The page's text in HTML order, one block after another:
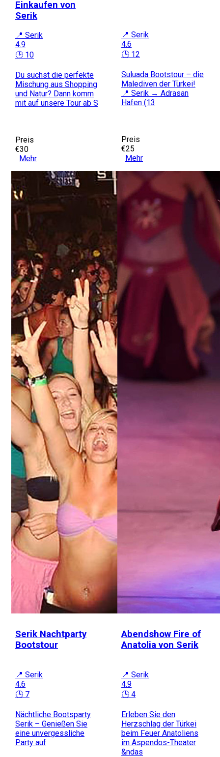
Einkaufen von
Serik
📍 Serik
4.9
🕒 10
Du suchst die perfekte
Mischung aus Shopping
und Natur? Dann komm
mit auf unsere Tour ab S
Preis
€30
Mehr
📍 Serik
4.6
🕒 12
Suluada Bootstour – die
Malediven der Türkei!
📍 Serik → Adrasan
Hafen (13
Preis
€25
Mehr
Serik Nachtparty
Bootstour
📍 Serik
4.6
🕒 7
Nächtliche Bootsparty
Serik – Genießen Sie
eine unvergessliche
Party auf
Abendshow Fire of
Anatolia von Serik
📍 Serik
4.9
🕒 4
Erleben Sie den
Herzschlag der Türkei
beim Feuer Anatoliens
im Aspendos-Theater
&ndas